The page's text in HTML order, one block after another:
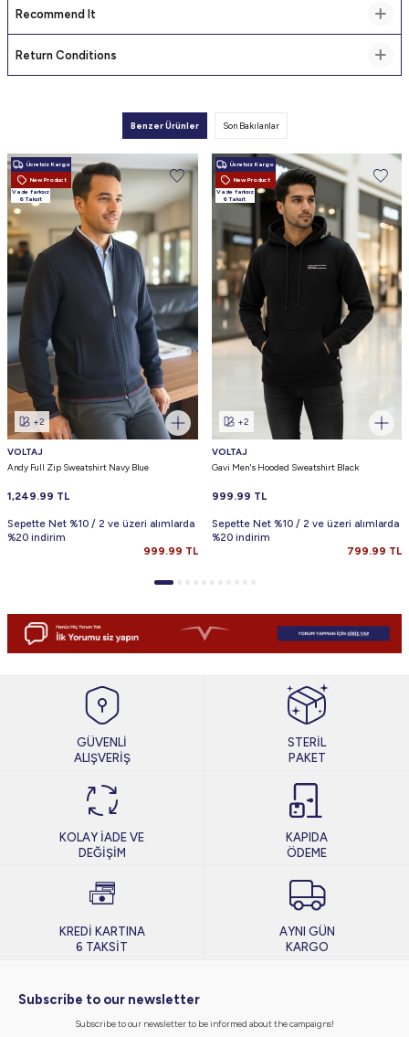
Recommend It
Return Conditions
Benzer Ürünler Son Bakılanlar
Ücretsiz Kargo
New Product
Vade farksız
6 Taksit
+2
VOLTAJ
Andy Full Zip Sweatshirt Navy Blue
1,249.99 TL
Sepette Net %10 / 2 ve üzeri alımlarda
%20 indirim
999.99 TL
Ücretsiz Kargo
New Product
Vade farksız
6 Taksit
+2
VOLTAJ
Gavi Men's Hooded Sweatshirt Black
999.99 TL
Sepette Net %10 / 2 ve üzeri alımlarda
%20 indirim
799.99 TL
GÜVENLİ
ALIŞVERİŞ
STERİL
PAKET
KOLAY İADE VE
DEĞİŞİM
KAPIDA
ÖDEME
KREDİ KARTINA
6 TAKSİT
AYNI GÜN
KARGO
Subscribe to our newsletter
Subscribe to our newsletter to be informed about the campaigns!